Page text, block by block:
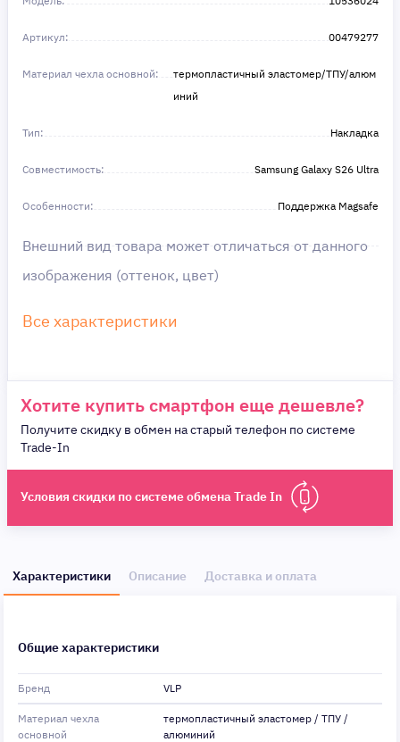
удобство — наш приоритет! ✨
в этом!
Артикул: 00479277
Материал чехла основной:
термопластичный эластомер/ТПУ/алюм
иний
Тип: Накладка
Совместимость: Samsung Galaxy S26 Ultra
Особенности: Поддержка Magsafe
Внешний вид товара может отличаться от данного
изображения (оттенок, цвет)
Все характеристики
Хотите купить смартфон еще дешевле?
Получите скидку в обмен на старый телефон по системе
Trade-In
Условия скидки по системе обмена Trade In
Характеристики Описание Доставка и оплата
Общие характеристики
Бренд VLP
Материал чехла
основной
термопластичный эластомер / ТПУ /
алюминий